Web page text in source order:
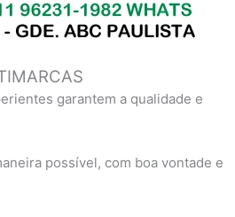
garantem a qualidade e
possível, com boa vontade e